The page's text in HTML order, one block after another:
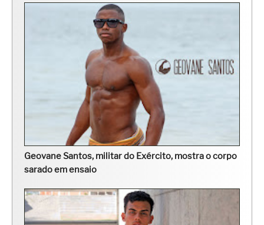
Geovane Santos, militar do Exército, mostra o corpo
sarado em ensaio